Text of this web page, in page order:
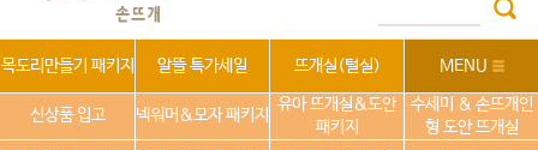
목도리만들기 패키지 알뜰 특가세일 뜨개실(털실) MENU
신상품 입고 넥워머&모자 패키지
유아 뜨개실&도안
패키지
수세미 & 손뜨개인
형 도안 뜨개실